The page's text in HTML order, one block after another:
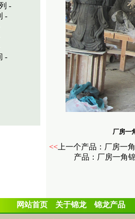
-
-
-
厂房一
<<上一个产品：厂房一
产品：厂房一角
网站首页 关于锦龙 锦龙产品